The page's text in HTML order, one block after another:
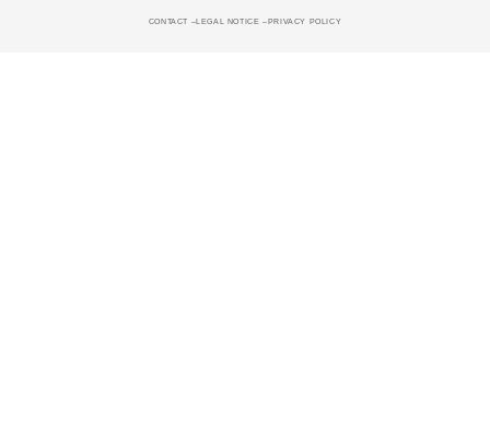
CONTACT –LEGAL NOTICE –PRIVACY POLICY